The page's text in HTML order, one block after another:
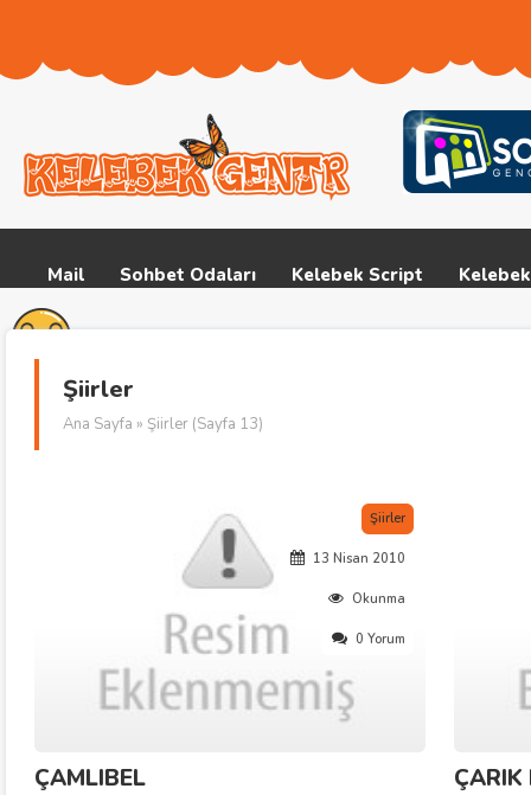
Mail Sohbet Odaları Kelebek Script
Şiirler
Ana Sayfa » Şiirler (Sayfa 13)
Şiirler
13 Nisan 2010
Okunma
0 Yorum
ÇAMLIBEL ÇARIK